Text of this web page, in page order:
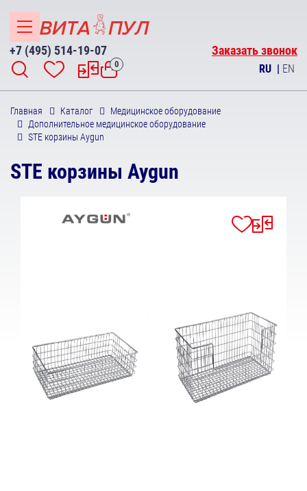
+7 (495) 514-19-07 Заказать звонок
0 RU | EN
Главная Каталог
Медицинское оборудование
Дополнительное медицинское оборудование
STE корзины Aygun
STE корзины Aygun